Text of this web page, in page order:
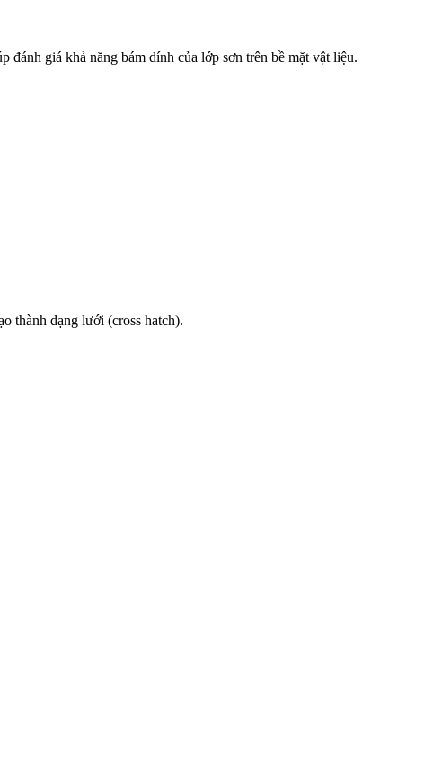
đánh giá khả năng bám dính của lớp sơn trên bề mặt vật liệu.
thành dạng lưới (cross hatch).